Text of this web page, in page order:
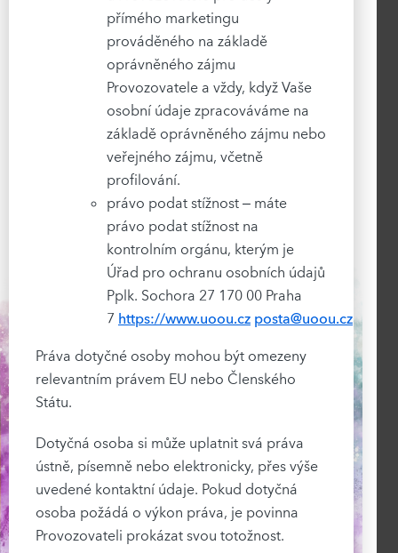
přímého marketingu
prováděného na základě
oprávněného zájmu
Provozovatele a vždy, když Vaše
osobní údaje zpracováváme na
základě oprávněného zájmu nebo
veřejného zájmu, včetně
profilování.
právo podat stížnost – máte
právo podat stížnost na
kontrolním orgánu, kterým je
Úřad pro ochranu osobních údajů
Pplk. Sochora 27 170 00 Praha
7 https://www.uoou.cz posta@uoou.cz
Práva dotyčné osoby mohou být omezeny
relevantním právem EU nebo Členského
Státu.
Dotyčná osoba si může uplatnit svá práva
ústně, písemně nebo elektronicky, přes výše
uvedené kontaktní údaje. Pokud dotyčná
osoba požádá o výkon práva, je povinna
Provozovateli prokázat svou totožnost.